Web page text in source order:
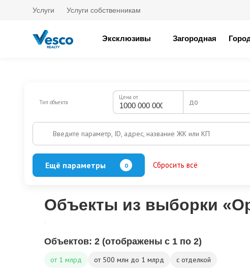
Услуги Услуги собственникам
Эксклюзивы Загородная
Тип объекта
Цена от до
Введите параметр, ID, адрес, название ЖК или КП
Ещё параметры 0 Сбросить всё
Объекты из выборки
Объектов: 2 (отображены с 1 по 2)
от 1 млрд от 500 млн до 1 млрд с отделкой